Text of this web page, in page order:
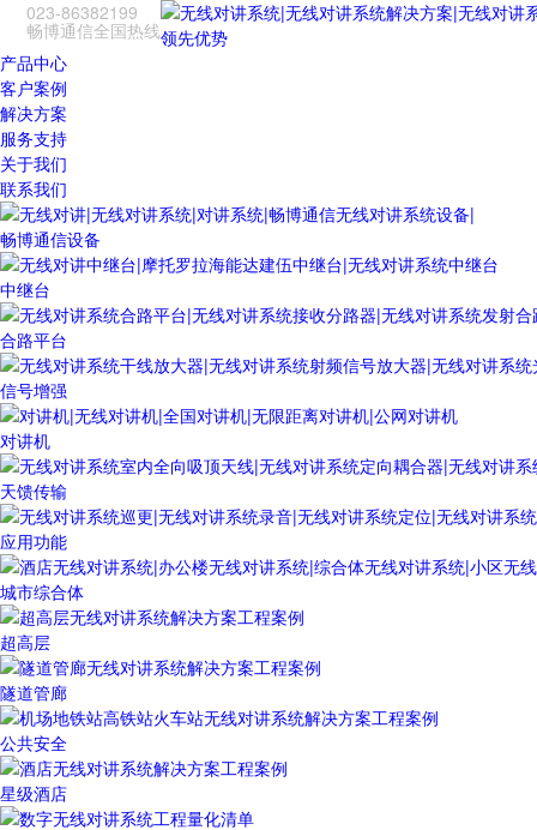
023-86382199
畅博通信全国热线领先优势
产品中心
客户案例
解决方案
服务支持
关于我们
联系我们
畅博通信设备
中继台
合路平台
信号增强
对讲机
天馈传输
应用功能
城市综合体
超高层
隧道管廊
公共安全
星级酒店